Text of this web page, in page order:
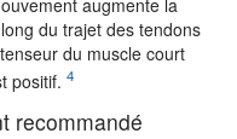
du trajet des tendons
du muscle court
positif. 4
recommandé